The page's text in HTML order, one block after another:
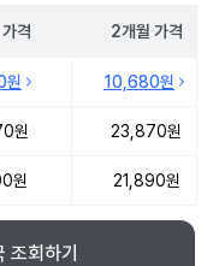
가격 2개월 가격
10,680원
원 23,870원
원 21,890원
조회하기